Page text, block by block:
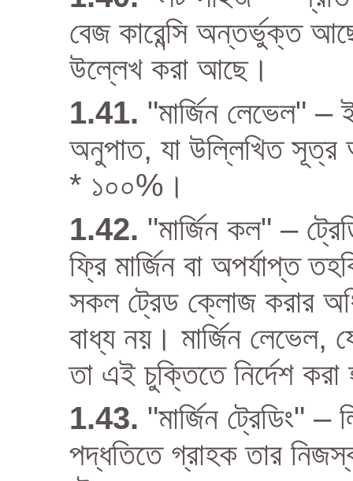
বেজ কারেন্সি অন্তর্ভুক্ত
উল্লেখ করা আছে।
"মার্জিন লেভেল" –
অনুপাত, যা উল্লিখিত সূত্র
* ১০০%।
"মার্জিন কল" –
ফ্রি মার্জিন বা অপর্যাপ্ত
সকল ট্রেড ক্লোজ করার
বাধ্য নয়। মার্জিন লেভেল,
তা এই চুক্তিতে নির্দেশ
"মার্জিন ট্রেডিং" –
পদ্ধতিতে গ্রাহক তার